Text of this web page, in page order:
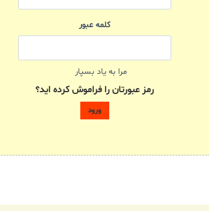
کلمه عبور
مرا به یاد بسپار
رمز عبورتان را فراموش کرده اید؟